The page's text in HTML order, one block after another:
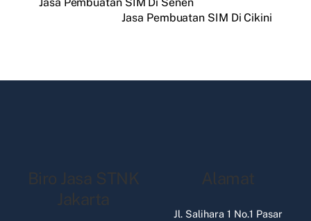
Jasa Pembuatan SIM Di Cikini
Biro Jasa STNK
Jakarta
Alamat
Jl. Salihara 1 No.1 Pasar